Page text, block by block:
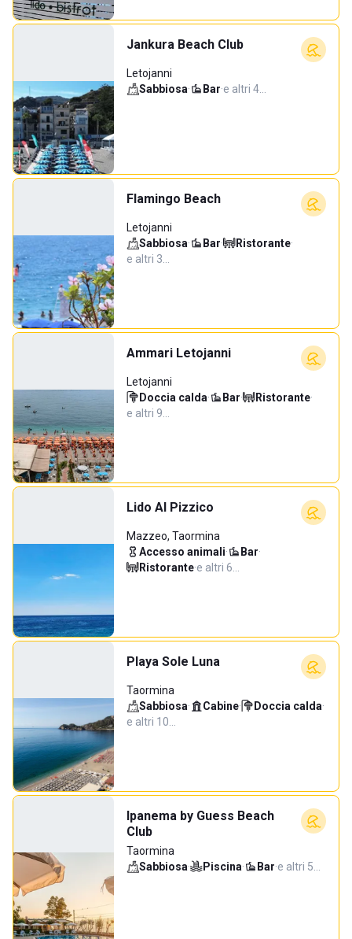
Jankura Beach Club
Letojanni
Sabbiosa· Bar·e altri 4…
Flamingo Beach
Letojanni
Sabbiosa· Bar· Ristorante·
e altri 3…
Ammari Letojanni
Letojanni
Doccia calda· Bar· Ristorante·
e altri 9…
Lido Al Pizzico
Mazzeo, Taormina
Accesso animali· Bar·
Ristorante·e altri 6…
Playa Sole Luna
Taormina
Sabbiosa· Cabine· Doccia calda·
e altri 10…
Ipanema by Guess Beach
Club
Taormina
Sabbiosa· Piscina· Bar·e altri 5…